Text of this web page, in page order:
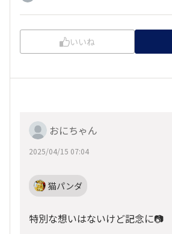
いいね
おにちゃん
2025/04/15 07:04
猫パンダ
特別な想いはないけど記念に📷️